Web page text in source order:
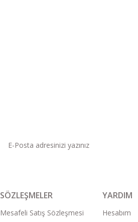
SÖZLEŞMELER
Mesafeli Satış Sözleşmesi
YARDIM
Hesabım